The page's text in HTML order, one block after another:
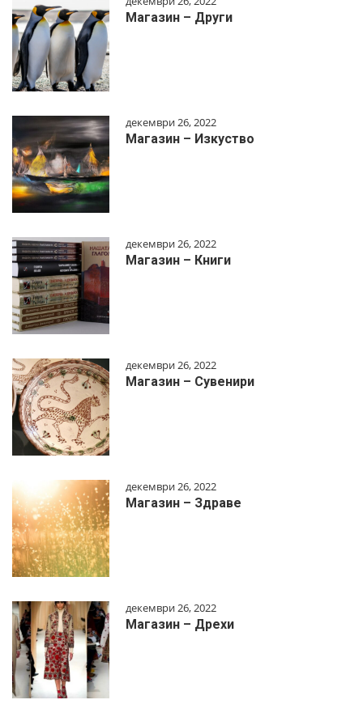
Магазин – Други
декември 26, 2022
Магазин – Изкуство
декември 26, 2022
Магазин – Книги
декември 26, 2022
Магазин – Сувенири
декември 26, 2022
Магазин – Здраве
декември 26, 2022
Магазин – Дрехи